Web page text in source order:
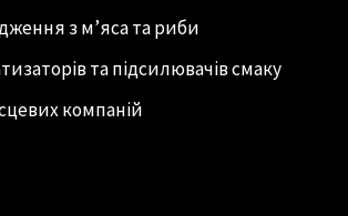
з м’яса та риби
та підсилювачів смаку
компаній